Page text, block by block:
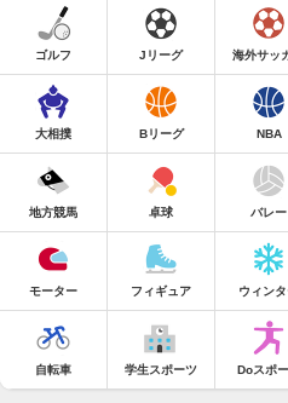
ゴルフ Jリーグ 海外サッ
大相撲 Bリーグ NBA
地方競馬 卓球 バレー
モーター フィギュア ウィン
自転車 学生スポーツ Doスポ